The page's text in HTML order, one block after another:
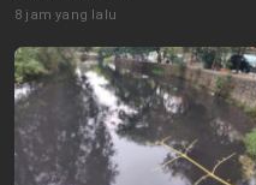
8 jam yang lalu